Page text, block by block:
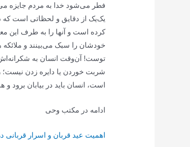
فطر می‌شود خدا به مردم جایزه
یک‌یک از دقایق و لحظاتی است که
کرده است و آنها را به طرف این
خودشان را سبک می‌بینند و ملائکه
توست! آن‌وقت انسان به
شربت خوردن یا دایره زدن نیست؛
است، انسان باید در بیابان برود و
ادامه در مکتب وحی
اهمیت عید قربان و اسرار قربانی